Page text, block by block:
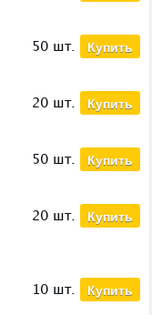
50 шт. Купить
20 шт. Купить
50 шт. Купить
20 шт. Купить
10 шт. Купить